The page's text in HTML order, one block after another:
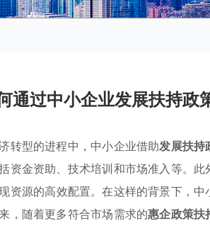
通过中小企业发展扶持政
转型的进程中，中小企业借助发展扶持
资金资助、技术培训和市场准入等。
资源的高效配置。在这样的背景下，
，随着更多符合市场需求的惠企政策扶